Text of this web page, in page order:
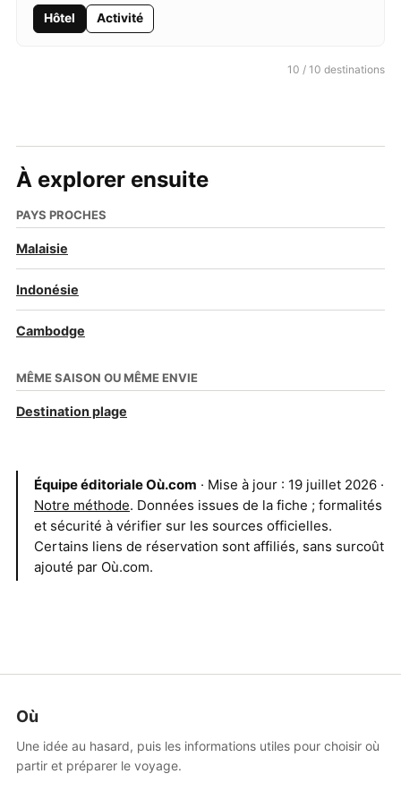
Hôtel Activité
10 / 10 destinations
À explorer ensuite
PAYS PROCHES
Malaisie
Indonésie
Cambodge
MÊME SAISON OU MÊME ENVIE
Destination plage
Équipe éditoriale Où.com · Mise à jour : 19 juillet 2026 ·
Notre méthode. Données issues de la fiche ; formalités
et sécurité à vérifier sur les sources officielles.
Certains liens de réservation sont affiliés, sans surcoût
ajouté par Où.com.
Où
Une idée au hasard, puis les informations utiles pour choisir où
partir et préparer le voyage.